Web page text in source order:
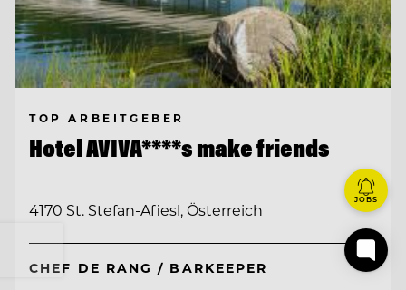
TOP ARBEITGEBER
Hotel AVIVA****s make friends
4170 St. Stefan-Afiesl, Österreich
CHEF DE RANG / BARKEEPER
JOBS